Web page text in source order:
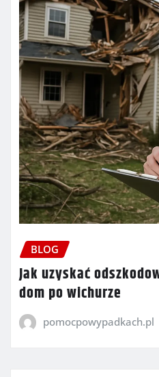
BLOG
Jak uzyskać
dom po wichurze
pomocpowypadkach.pl